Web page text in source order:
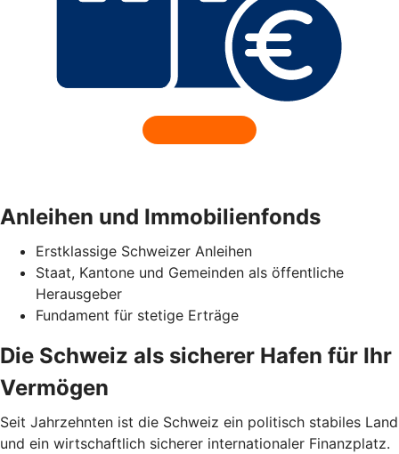
Anleihen und Immobilienfonds
Erstklassige Schweizer Anleihen
Staat, Kantone und Gemeinden als öffentliche
Herausgeber
Fundament für stetige Erträge
Die Schweiz als sicherer Hafen für Ihr
Vermögen
Seit Jahrzehnten ist die Schweiz ein politisch stabiles Land
und ein wirtschaftlich sicherer internationaler Finanzplatz.